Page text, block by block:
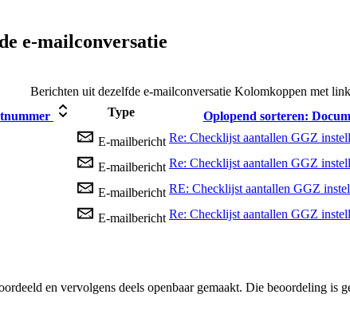
e-mailconversatie
Berichten uit dezelfde e-mailconversatie Kolomkoppen met
Type Oplopend sorteren:
E-mailbericht Re: Checklijst aantallen GGZ
E-mailbericht Re: Checklijst aantallen GGZ
E-mailbericht RE: Checklijst aantallen GGZ
E-mailbericht Re: Checklijst aantallen GGZ
en vervolgens deels openbaar gemaakt. Die beoordeling